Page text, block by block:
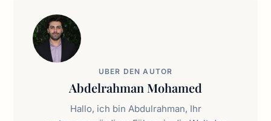
UBER DEN AUTOR
Abdelrahman Mohamed
Hallo, ich bin Abdulrahman, Ihr